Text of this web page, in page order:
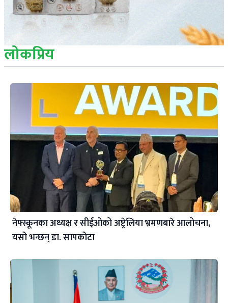
लोकप्रिय
नेफ्स्कूनका अध्यक्ष र सीईओको अष्ट्रेलिया भ्रमणबारे आलोचना,
यसो भन्छन् डा‍. सापकोटा